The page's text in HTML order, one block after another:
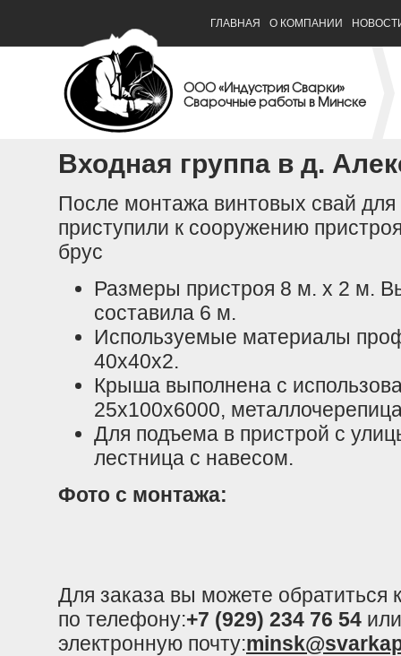
ГЛАВНАЯ О КОМПАНИИ
ООО «Индустрия Сварки»
Сварочные работы в Минске
Входная группа в д.
После монтажа винтовых свай
приступили к сооружению
брус
Размеры пристроя 8 м. х 2 м.
составила 6 м.
Используемые материалы
40х40х2.
Крыша выполнена с
25х100х6000,
Для подъема в пристрой с
лестница с навесом.
Фото с монтажа:
Для заказа вы можете
по телефону:+7 (929) 234 76 54
электронную почту: